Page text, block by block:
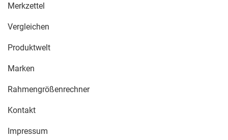
Merkzettel
Vergleichen
Produktwelt
Marken
Rahmengrößenrechner
Kontakt
Impressum